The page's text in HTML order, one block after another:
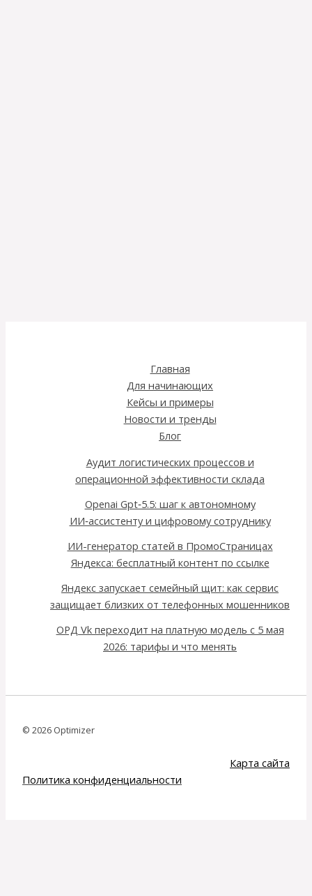
Главная
Для начинающих
Кейсы и примеры
Новости и тренды
Блог
Аудит логистических процессов и
операционной эффективности склада
Openai Gpt‑5.5: шаг к автономному
ИИ‑ассистенту и цифровому сотруднику
ИИ-генератор статей в ПромоСтраницах
Яндекса: бесплатный контент по ссылке
Яндекс запускает семейный щит: как сервис
защищает близких от телефонных мошенников
ОРД Vk переходит на платную модель с 5 мая
2026: тарифы и что менять
© 2026 Optimizer
Карта сайта
Политика конфиденциальности